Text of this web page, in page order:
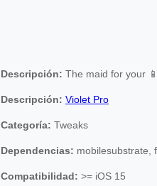
Descripción: The maid for your 📱
Descripción: Violet Pro
Categoría: Tweaks
Dependencias: mobilesubstrate,
Compatibilidad: >= iOS 15